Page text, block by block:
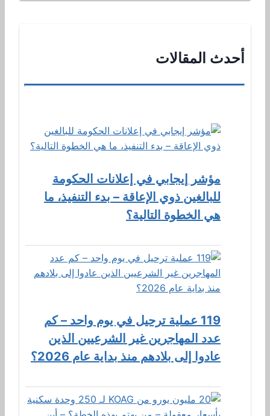
أحدث المقالات
مؤشر إيجابي في إعلانات الحكومة
للبالغين ذوي الإعاقة – بدء التنفيذ، ما
هي الخطوة التالية؟
119 عملية ترحيل في يوم واحد – كم
عدد المهاجرين غير الشرعيين الذين
عادوا إلى بلادهم منذ بداية عام 2026؟